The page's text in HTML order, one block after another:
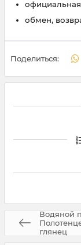
обмен,
Поделиться:
Водяной
глянец